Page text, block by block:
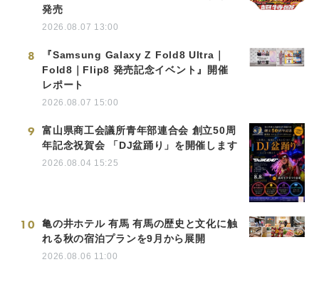
発売
2026.08.07 13:00
8
『Samsung Galaxy Z Fold8 Ultra｜
Fold8｜Flip8 発売記念イベント』開催
レポート
2026.08.07 15:00
9
富山県商工会議所青年部連合会 創立50周
年記念祝賀会 「DJ盆踊り」を開催します
2026.08.04 15:25
10
亀の井ホテル 有馬 有馬の歴史と文化に触
れる秋の宿泊プランを9月から展開
2026.08.06 11:00